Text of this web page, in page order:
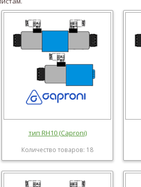
тип RH10 (Caproni)
Количество товаров: 18